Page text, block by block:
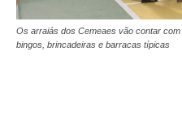
Os arraiás dos Cemeaes vão contar
bingos, brincadeiras e barracas típicas